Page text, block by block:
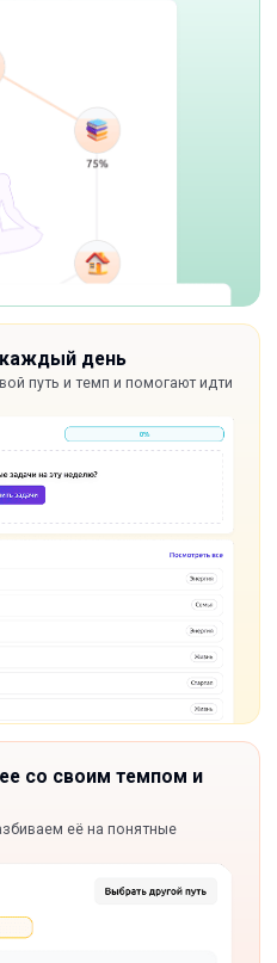
день
путь и темп и помогают идти
со своим темпом и
её на понятные